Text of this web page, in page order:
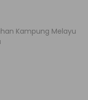
Kampung Melayu